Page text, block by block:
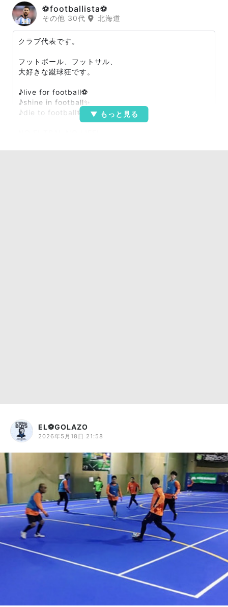
⚽footballista⚽
その他 30代 北海道
クラブ代表です。
フットボール、フットサル、
大好きな蹴球狂です。
♪live for football⚽
♪shine in football✨
♪die to football⚽
EL⚽GOLAZO
2026年5月18日 21:58